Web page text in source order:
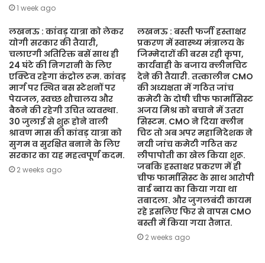
1 week ago
लखनऊ : कांवड़ यात्रा को लेकर
योगी सरकार की तैयारी,
चलाएगी अतिरिक्त बसें साथ ही
24 घंटे की निगरानी के लिए
एक्टिव रहेगा कंट्रोल रूम. कांवड़
मार्ग पर स्थित बस स्टेशनों पर
पेयजल, स्वच्छ शौचालय और
बैठने की रहेगी उचित व्यवस्था.
30 जुलाई से शुरू होने वाली
श्रावण मास की कांवड़ यात्रा को
सुगम व सुरक्षित बनाने के लिए
सरकार का यह महत्वपूर्ण कदम.
2 weeks ago
लखनऊ : बस्ती फर्जी हस्ताक्षर
प्रकरण में स्वास्थ्य मंत्रालय के
जिम्मेदारों की बरस रही कृपा,
कार्यवाही के बजाय क्लीनचिट
देने की तैयारी. तत्कालीन CMO
की अध्यक्षता में गठित जांच
कमेटी के दोषी चीफ फार्मासिस्ट
अजय मिश्र को बचाने में उतरा
सिस्टम. CMO ने दिया क्लीन
चिट तो अब अपर महानिदेशक ने
नयी जांच कमेटी गठित कर
लीपापोती का खेल किया शुरू.
जबकि हस्ताक्षर प्रकरण में ही
चीफ फार्मासिस्ट के साथ आरोपी
वार्ड ब्वाय का किया गया था
तबादला. और जुगलबंदी कायम
रहे इसलिए फिर से वापस CMO
बस्ती में किया गया तैनात.
2 weeks ago